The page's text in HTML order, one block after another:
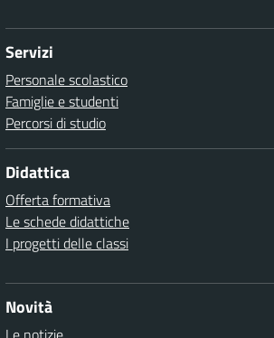
Servizi
Personale scolastico
Famiglie e studenti
Percorsi di studio
Didattica
Offerta formativa
Le schede didattiche
I progetti delle classi
Novità